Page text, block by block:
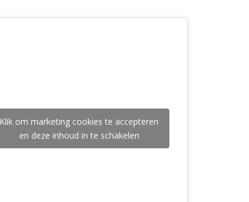
Klik om marketing cookies te accepteren
en deze inhoud in te schakelen